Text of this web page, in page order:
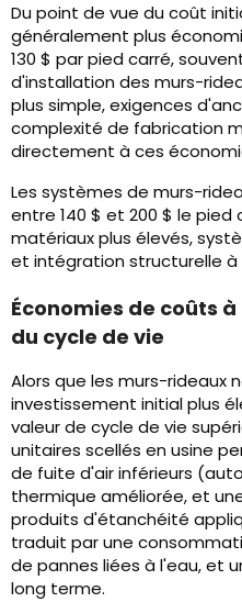
Du point de vue du coût
généralement plus
130 $ par pied carré,
d'installation des murs-
plus simple, exigences
complexité de fabrication
directement à ces
Les systèmes de murs-
entre 140 $ et 200 $ le
matériaux plus élevés,
et intégration structurelle à
Économies de coûts
du cycle de vie
Alors que les murs-rideaux
investissement initial plus
valeur de cycle de vie
unitaires scellés en usine
de fuite d'air inférieurs
thermique améliorée, et
produits d'étanchéité
traduit par une
de pannes liées à l'eau, et
long terme.